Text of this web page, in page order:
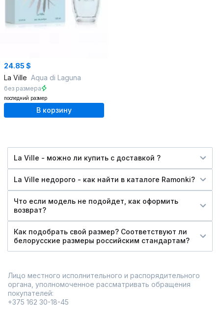
24.85 $
La Ville Aqua di Laguna
без размера
последний размер
В корзину
La Ville - можно ли купить c доставкой ?
La Ville недорого - как найти в каталоге Ramonki?
Что если модель не подойдет, как оформить
возврат?
Как подобрать свой размер? Соответствуют ли
белорусские размеры российским стандартам?
Лицо местного исполнительного и распорядительного
органа, уполномоченное рассматривать обращения
покупателей:
+375 162 30-18-45